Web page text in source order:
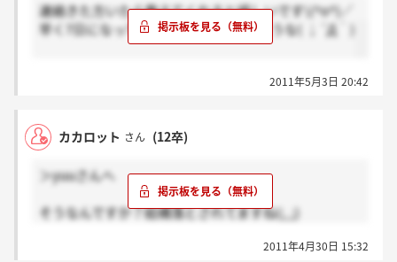
連絡きた方いたら教えてくれると嬉しいです\(^o^)／
早く7日になってほしいようないやなような( ；´Д｀)
2011年5月3日 20:42
カカロット さん (12卒)
＞yuuさんへ
そうなんですか？結構落とされてますね(;_;)
2011年4月30日 15:32